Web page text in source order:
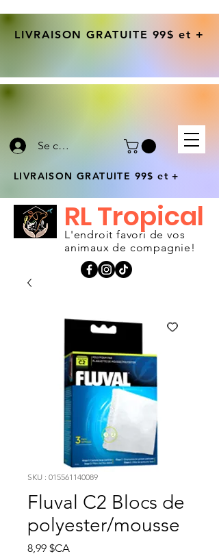
Se connecter
LIVRAISON GRATUITE 99$ et +
L'endroit favori de vos
animaux de compagnie!
RL Tropical
LIVRAISON GRATUITE 99$ et +
SKU : 015561140089
Fluval C2 Blocs de
polyester/mousse
8,99 $CAPrix